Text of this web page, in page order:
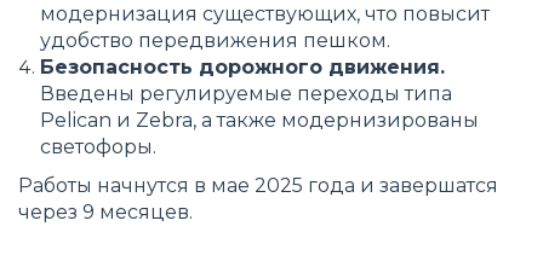
модернизация существующих, что повысит
удобство передвижения пешком.
Безопасность дорожного движения.
Введены регулируемые переходы типа
Pelican и Zebra, а также модернизированы
светофоры.
Работы начнутся в мае 2025 года и завершатся
через 9 месяцев.